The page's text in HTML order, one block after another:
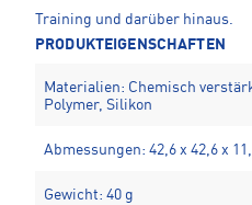
Training und darüber hinaus.
PRODUKTEIGENSCHAFTEN
Materialien: Chemisch
Polymer, Silikon
Abmessungen: 42,6 x 42,6 x
Gewicht: 40 g